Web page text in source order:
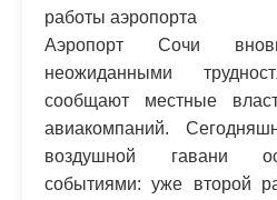
работы аэропорта
Аэропорт Сочи
неожиданными
сообщают местные
авиакомпаний.
воздушной гавани
событиями: уже второй